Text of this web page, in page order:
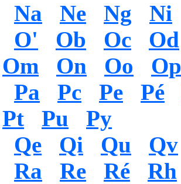
Na
Ne Ng Ni
O'
Ob Oc Od
Om
On Oo Op
Pa
Pc Pe Pé
Pt
Pu
Py
Qe
Qi Qu
Qv
Ra
Re Ré Rh